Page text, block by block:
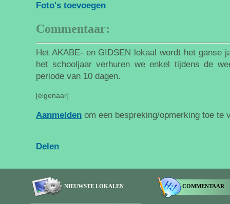
Foto's toevoegen
Commentaar:
Het AKABE- en GIDSEN lokaal wordt het ganse
het schooljaar verhuren we enkel tijdens de
periode van 10 dagen.
[eigenaar]
Aanmelden om een bespreking/opmerking toe te
Delen
NIEUWSTE LOKALEN COMMENTAAR